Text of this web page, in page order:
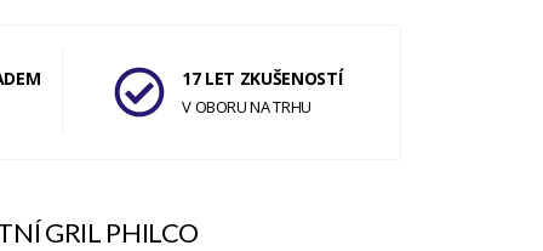
17 LET ZKUŠENOSTÍ
V OBORU NA TRHU
GRIL PHILCO